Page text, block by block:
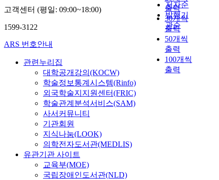
저자순
발행기
관순
출력
30개씩
출력
50개씩
출력
100개씩
출력
고객센터 (평일: 09:00~18:00)
1599-3122
ARS 번호안내
관련누리집
대학공개강의(KOCW)
학술정보통계시스템(Rinfo)
외국학술지지원센터(FRIC)
학술관계분석서비스(SAM)
사서커뮤니티
기관회원
지식나눔(LOOK)
의학전자도서관(MEDLIS)
유관기관 사이트
교육부(MOE)
국립장애인도서관(NLD)